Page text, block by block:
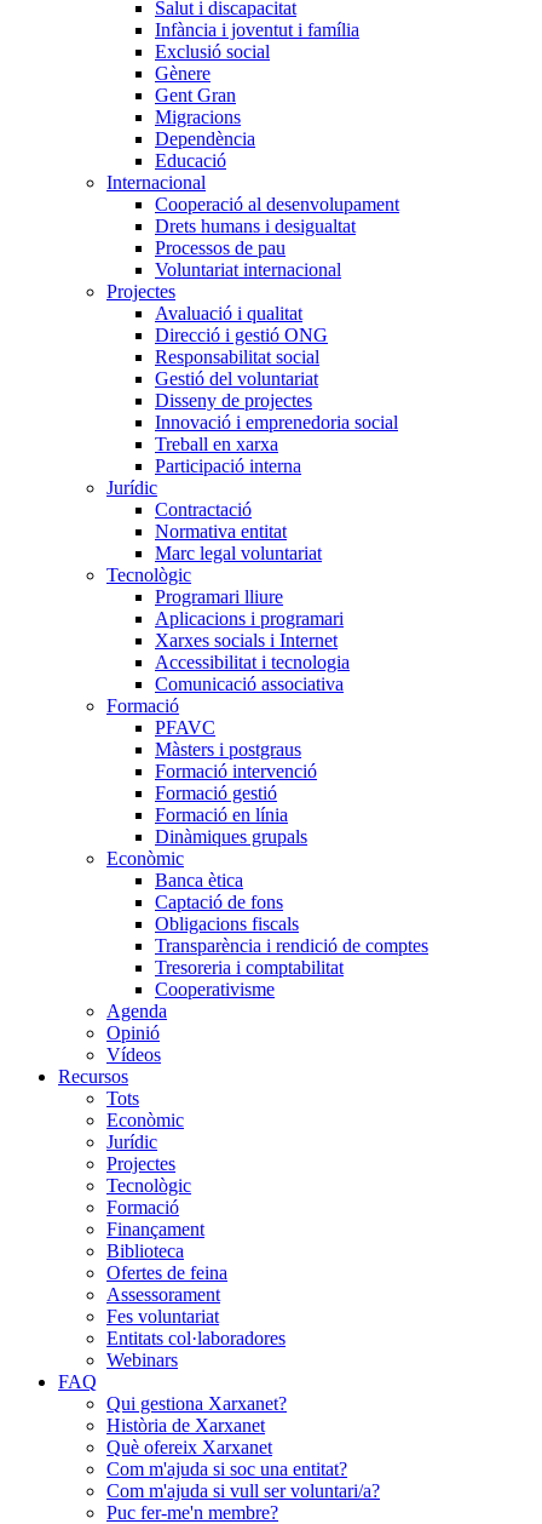
Salut i discapacitat
Infància i joventut i família
Exclusió social
Gènere
Gent Gran
Migracions
Dependència
Educació
Internacional
Cooperació al desenvolupament
Drets humans i desigualtat
Processos de pau
Voluntariat internacional
Projectes
Avaluació i qualitat
Direcció i gestió ONG
Responsabilitat social
Gestió del voluntariat
Disseny de projectes
Innovació i emprenedoria social
Treball en xarxa
Participació interna
Jurídic
Contractació
Normativa entitat
Marc legal voluntariat
Tecnològic
Programari lliure
Aplicacions i programari
Xarxes socials i Internet
Accessibilitat i tecnologia
Comunicació associativa
Formació
PFAVC
Màsters i postgraus
Formació intervenció
Formació gestió
Formació en línia
Dinàmiques grupals
Econòmic
Banca ètica
Captació de fons
Obligacions fiscals
Transparència i rendició de comptes
Tresoreria i comptabilitat
Cooperativisme
Agenda
Opinió
Vídeos
Recursos
Tots
Econòmic
Jurídic
Projectes
Tecnològic
Formació
Finançament
Biblioteca
Ofertes de feina
Assessorament
Fes voluntariat
Entitats col·laboradores
Webinars
FAQ
Qui gestiona Xarxanet?
Història de Xarxanet
Què ofereix Xarxanet
Com m'ajuda si soc una entitat?
Com m'ajuda si vull ser voluntari/a?
Puc fer-me'n membre?